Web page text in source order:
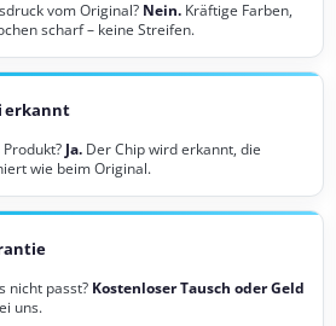
vom Original? Nein. Kräftige Farben,
scharf – keine Streifen.
erkannt
Ja. Der Chip wird erkannt, die
wie beim Original.
nicht passt? Kostenloser Tausch oder Geld
uns.